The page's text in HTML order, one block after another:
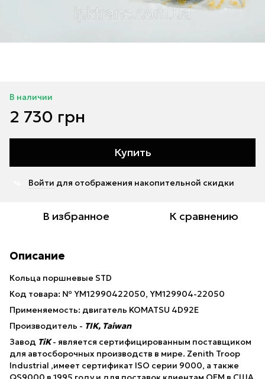
В наличии
2 730 грн
Купить
Войти для отображения накопительной скидки
В избранное К сравнению
Описание
Кольца поршневые STD
Код товара: № YM12990422050, YM129904-22050
Применяемость: двигатель KOMATSU 4D92E
Производитель - TIK, Taiwan
Завод TiK- является сертифицированным поставщиком
для автосборочных производств в мире. Zenith Troop
Industrial ,имеет сертификат ISO серии 9000, а также